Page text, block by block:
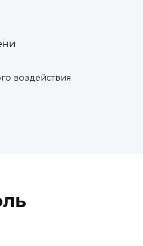
воздействия